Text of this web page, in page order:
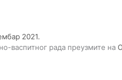
2021.
васпитног рада преузмите на